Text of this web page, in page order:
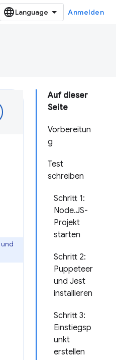
Anmelden
Auf dieser
Seite
Vorbereitun
g
Test
schreiben
Schritt 1:
Node.JS-
Projekt
starten
Schritt 2:
Puppeteer
und Jest
installieren
Schritt 3:
Einstiegsp
unkt
erstellen
und